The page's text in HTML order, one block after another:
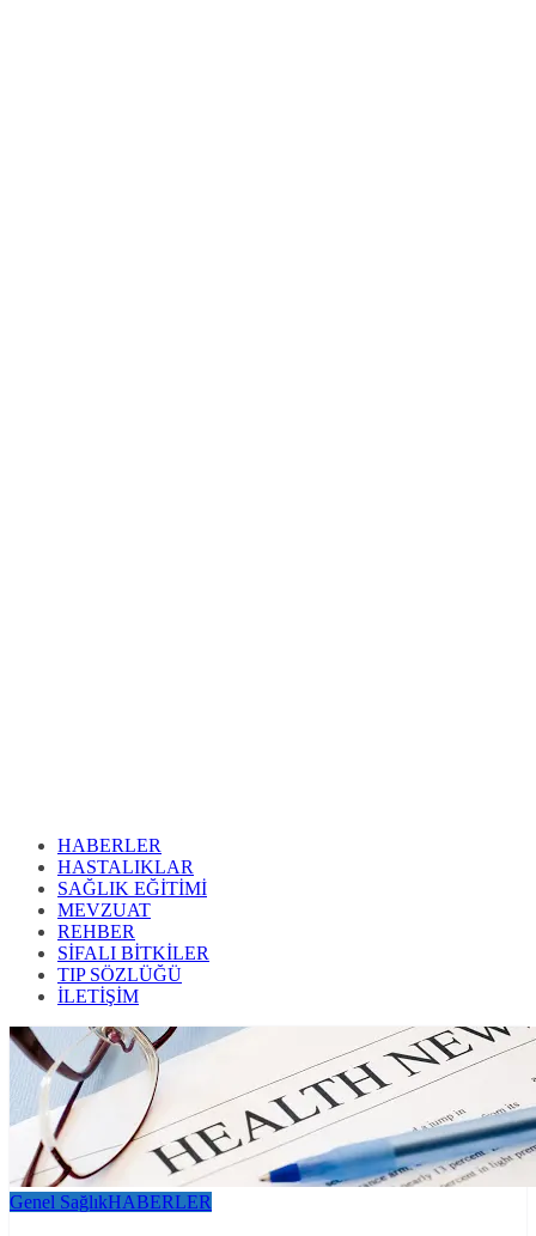
HABERLER
HASTALIKLAR
SAĞLIK EĞİTİMİ
MEVZUAT
REHBER
SİFALI BİTKİLER
TIP SÖZLÜĞÜ
İLETİŞİM
Genel SağlıkHABERLER